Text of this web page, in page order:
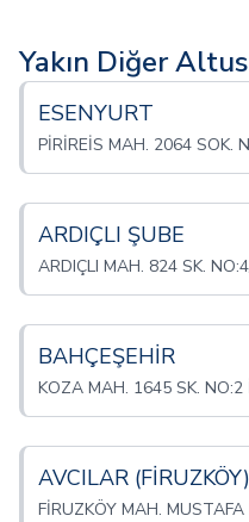
Yakın Diğer
ESENYURT
PİRİREİS MAH. 2064 SOK.
ARDIÇLI ŞUBE
ARDIÇLI MAH. 824 SK.
BAHÇEŞEHİR
KOZA MAH. 1645 SK.
AVCILAR (FİRUZKÖY)
FİRUZKÖY MAH.